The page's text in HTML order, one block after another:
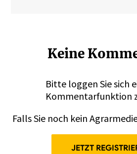
Keine
Bitte loggen Sie sich
Kommentarfunktion
Falls Sie noch kein
JETZT